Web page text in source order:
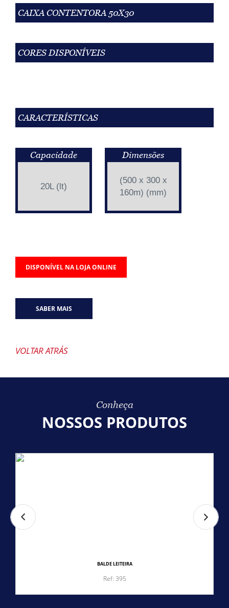
CAIXA CONTENTORA 50X30
CORES DISPONÍVEIS
CARACTERÍSTICAS
Capacidade
20L (lt)
Dimensões
(500 x 300 x
160m) (mm)
DISPONÍVEL NA LOJA ONLINE
SABER MAIS
VOLTAR ATRÁS
Conheça
NOSSOS PRODUTOS
BALDE LEITEIRA
Ref: 395